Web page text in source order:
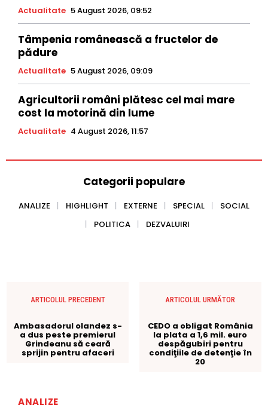
Actualitate 5 August 2026, 09:52
Tâmpenia românească a fructelor de
pădure
Actualitate 5 August 2026, 09:09
Agricultorii români plătesc cel mai mare
cost la motorină din lume
Actualitate 4 August 2026, 11:57
Categorii populare
ANALIZE HIGHLIGHT EXTERNE SPECIAL
SOCIAL
POLITICA
DEZVALUIRI
ARTICOLUL PRECEDENT
Ambasadorul olandez s-
a dus peste premierul
Grindeanu să ceară
sprijin pentru afaceri
ARTICOLUL URMĂTOR
CEDO a obligat România
la plata a 1,6 mil. euro
despăgubiri pentru
condiţiile de detenţie în
20